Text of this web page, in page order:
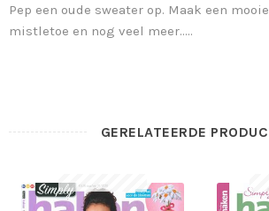
Pep een oude sweater op. Maak een
mistletoe en nog veel meer…..
GERELATEERDE